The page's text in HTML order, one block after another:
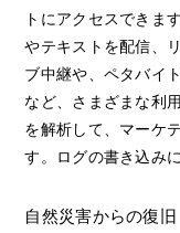
トにアクセスできま
やテキストを配信、
ブ中継や、ペタバイ
など、さまざまな利
を解析して、マーケ
す。ログの書き込み
自然災害からの復